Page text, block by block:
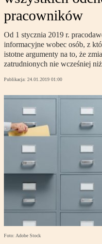
pracowników
Od 1 stycznia 2019 r.
informacyjne wobec osób, z
istotne argumenty na to, że
zatrudnionych nie wcześniej
Publikacja: 24.01.2019 01:00
Foto: Adobe Stock